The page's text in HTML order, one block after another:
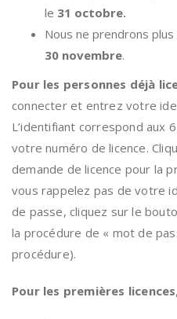
le 31 octobre.
Nous ne prendrons
30 novembre.
Pour les personnes déjà
connecter et entrez votre
L’identifiant correspond aux
votre numéro de licence.
demande de licence pour la
vous rappelez pas de votre
de passe, cliquez sur le
la procédure de « mot de
procédure).
Pour les premières licences